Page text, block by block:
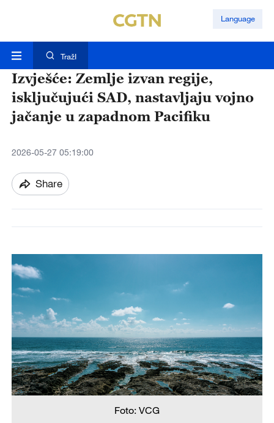
Language
TražI
Izvješće: Zemlje izvan regije,
isključujući SAD, nastavljaju vojno
jačanje u zapadnom Pacifiku
2026-05-27 05:19:00
Share
Foto: VCG